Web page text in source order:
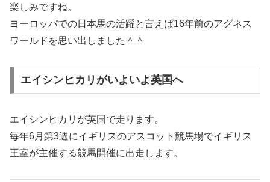
楽しみですね。
ヨーロッパでの日本馬の活躍と言えば16年前のアグネス
ワールドを思い出しました＾＾
エイシンヒカリがいよいよ英国へ
エイシンヒカリが英国で走ります。
毎年6月第3週にイギリスのアスコット競馬場でイギリス
王室が主催する競馬開催に出走します。